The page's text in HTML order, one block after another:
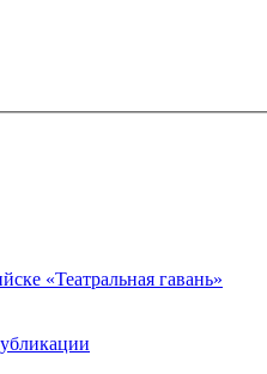
«Театральная гавань»